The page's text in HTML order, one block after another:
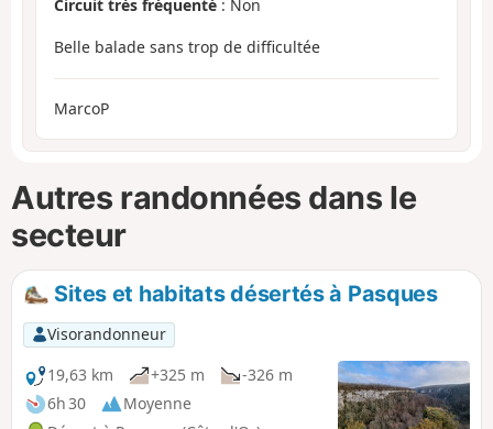
Circuit très fréquenté : Non
Belle balade sans trop de difficultée
MarcoP
Autres randonnées dans le
secteur
Sites et habitats désertés à Pasques
Visorandonneur
19,63 km
+325 m
-326 m
6h 30
Moyenne